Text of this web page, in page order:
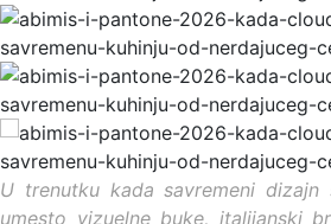
U trenutku kada savremeni
umesto vizuelne buke, italijanski